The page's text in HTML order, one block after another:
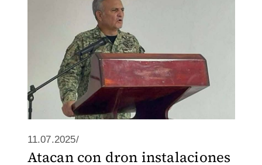
11.07.2025/
Atacan con dron instalaciones